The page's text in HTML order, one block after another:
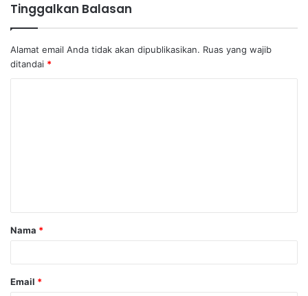
Tinggalkan Balasan
Alamat email Anda tidak akan dipublikasikan. Ruas yang wajib
ditandai *
a
r
Nama *
Email *